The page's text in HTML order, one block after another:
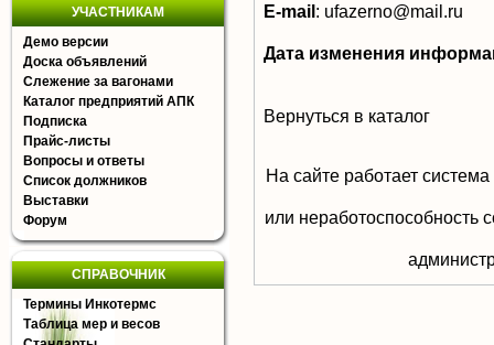
УЧАСТНИКАМ
Демо версии
Доска объявлений
Слежение за вагонами
Каталог предприятий АПК
Подписка
Прайс-листы
Вопросы и ответы
Список должников
Выставки
Форум
СПРАВОЧНИК
Термины Инкотермс
Таблица мер и весов
E-mail: ufazerno@mail.ru
Дата изменения
Вернуться в каталог
На сайте работает
или неработоспособность